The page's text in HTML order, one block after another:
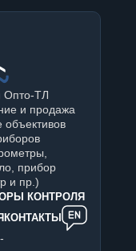
Опто-ТЛ
и продажа
объективов
прибор
и пр.)
КОНТРОЛЯ
КОНТАКТЫ